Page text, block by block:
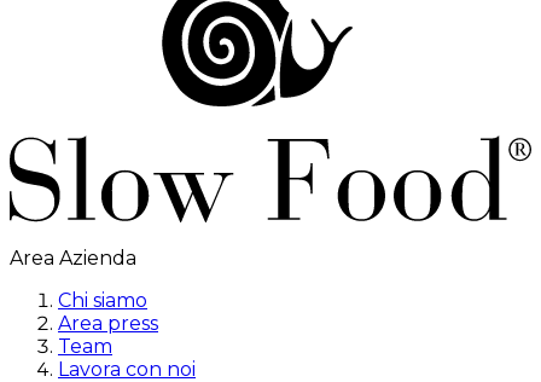
Area Azienda
Chi siamo
Area press
Team
Lavora con noi